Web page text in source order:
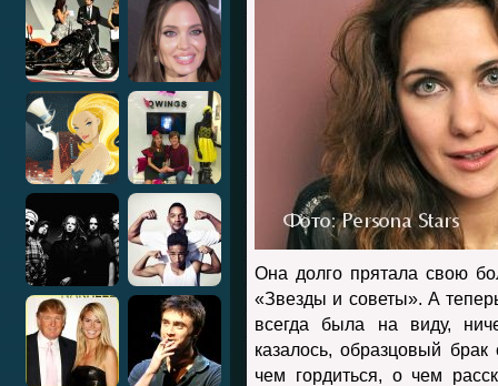
Она долго прятала свою
«Звезды и советы». А
всегда была на виду,
казалось, образцовый
чем гордиться, о чем